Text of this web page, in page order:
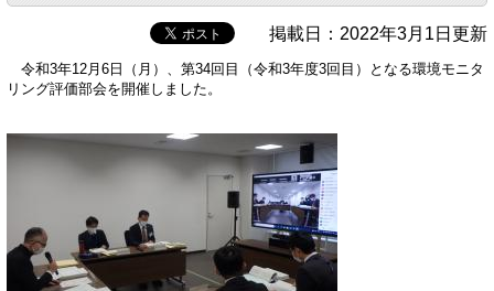
掲載日：2022年3月1日更新
令和3年12月6日（月）、第34回目（令和3年度3回目）となる環境モニタ
リング評価部会を開催しました。